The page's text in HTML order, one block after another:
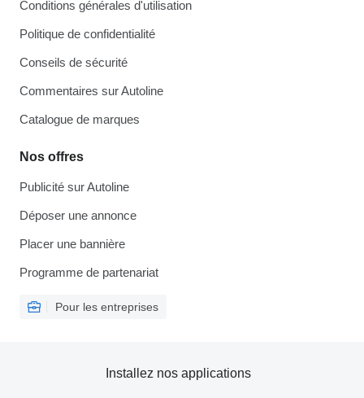
Conditions générales d'utilisation
Politique de confidentialité
Conseils de sécurité
Commentaires sur Autoline
Catalogue de marques
Nos offres
Publicité sur Autoline
Déposer une annonce
Placer une bannière
Programme de partenariat
Pour les entreprises
Installez nos applications